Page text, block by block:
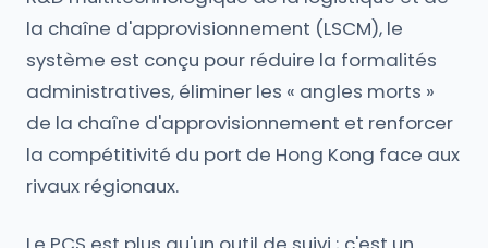
la chaîne d'approvisionnement (LSCM), le
système est conçu pour réduire la formalités
administratives, éliminer les « angles morts »
de la chaîne d'approvisionnement et renforcer
la compétitivité du port de Hong Kong face aux
rivaux régionaux.